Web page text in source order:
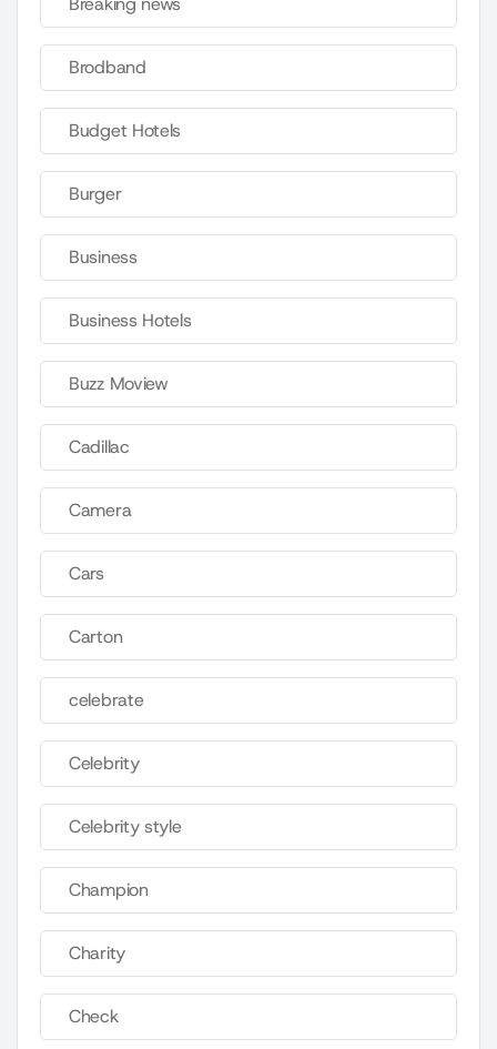
Brodband
Budget Hotels
Burger
Business
Business Hotels
Buzz Moview
Cadillac
Camera
Cars
Carton
celebrate
Celebrity
Celebrity style
Champion
Charity
Check